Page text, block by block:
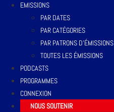
EMISSIONS
PAR DATES
PAR CATÉGORIES
PAR PATRONS D’ÉMISSIONS
TOUTES LES ÉMISSIONS
PODCASTS
PROGRAMMES
CONNEXION
NOUS SOUTENIR